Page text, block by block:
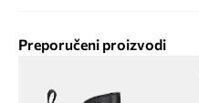
Preporučeni proizvodi